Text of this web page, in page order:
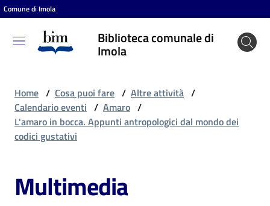
Vai al contenuto
Vai alla navigazione
Vai al footer
Comune di Imola
Biblioteca comunale di
Imola
Biblioteca
comunale
Entra
Cosa
puoi
Home / Cosa puoi fare / Altre attività /
Calendario eventi / Amaro /
L'amaro in bocca. Appunti antropologici dal mondo dei
codici gustativi
Multimedia